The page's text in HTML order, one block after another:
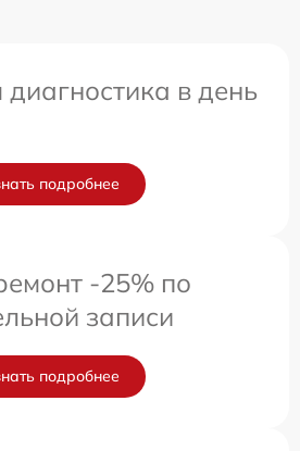
в день
подробнее
-25% по
записи
подробнее